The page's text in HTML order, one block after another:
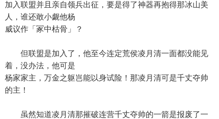
加入联盟并且亲自领兵出征，要是得了神器再抱得那冰山美
人，谁还敢小觑他杨
威议作「冢中枯骨」？
但联盟是加入了，他至今连定荒侯凌月清一面都没能见
着，没办法，他可是
杨家家主，万金之躯岂能以身试险！那凌月清可是千丈夺帅
的主！
虽然知道凌月清那摧破连营千丈夺帅的一箭是报废了一